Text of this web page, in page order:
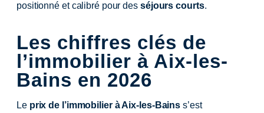
positionné et calibré pour des séjours courts.
Les chiffres clés de
l’immobilier à Aix-les-
Bains en 2026
Le prix de l’immobilier à Aix-les-Bains s’est